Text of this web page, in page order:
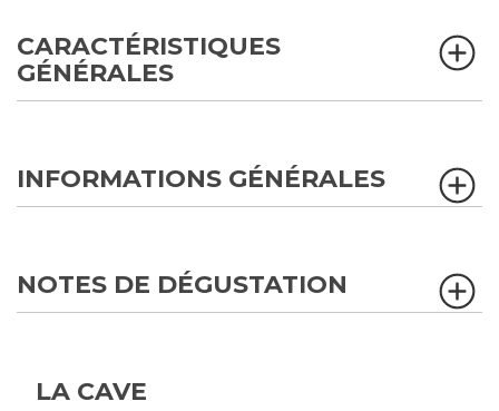
CARACTÉRISTIQUES
GÉNÉRALES
INFORMATIONS GÉNÉRALES
NOTES DE DÉGUSTATION
LA CAVE